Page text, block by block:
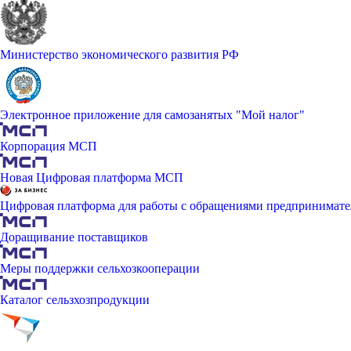
Министерство экономического развития РФ
Электронное приложение для самозанятых "Мой налог"
Корпорация МСП
Новая Цифровая платформа МСП
Цифровая платформа для работы с обращениями
Доращивание поставщиков
Меры поддержки сельхозкооперации
Каталог сельзхозпродукции